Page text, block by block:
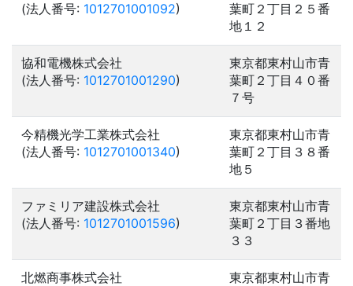
(法人番号: 1012701001092)
葉町２丁目２５番
地１２
協和電機株式会社
(法人番号: 1012701001290)
東京都東村山市青
葉町２丁目４０番
７号
今精機光学工業株式会社
(法人番号: 1012701001340)
東京都東村山市青
葉町２丁目３８番
地５
ファミリア建設株式会社
(法人番号: 1012701001596)
東京都東村山市青
葉町２丁目３番地
３３
北燃商事株式会社
東京都東村山市青